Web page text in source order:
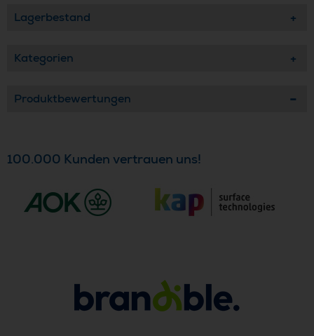
Lagerbestand
Kategorien
Produktbewertungen
100.000 Kunden vertrauen uns!